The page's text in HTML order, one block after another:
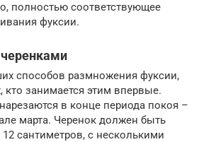
полностью соответствующее
фуксии.
способов размножения фуксии,
кто занимается этим впервые.
в конце периода покоя –
марта. Черенок должен быть
сантиметров, с несколькими